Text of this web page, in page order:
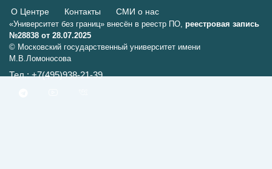
О Центре Контакты СМИ о нас
«Университет без границ» внесён в реестр ПО, реестровая запись
№28838 от 28.07.2025
© Московский государственный университет имени
М.В.Ломоносова
Тел.: +7(495)938-21-39